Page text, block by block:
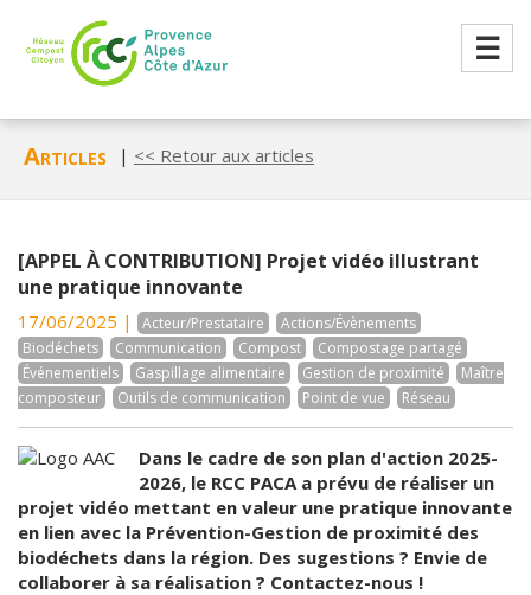
☰
Articles | << Retour aux articles
[APPEL À CONTRIBUTION] Projet vidéo illustrant
une pratique innovante
17/06/2025 | Acteur/Prestataire
Actions/Évènements
Biodéchets
Communication Compost
Compostage partagé
Événementiels
Gaspillage alimentaire Gestion de proximité
Maître
composteur
Outils de communication Point de vue Réseau
Dans le cadre de son plan d'action 2025-
2026, le RCC PACA a prévu de réaliser un
projet vidéo mettant en valeur une pratique innovante
en lien avec la Prévention-Gestion de proximité des
biodéchets dans la région. Des sugestions ? Envie de
collaborer à sa réalisation ? Contactez-nous !